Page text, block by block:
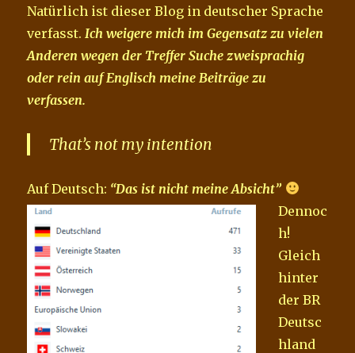
Natürlich ist dieser Blog in deutscher Sprache
verfasst. Ich weigere mich im Gegensatz zu vielen
Anderen wegen der Treffer Suche zweisprachig
oder rein auf Englisch meine Beiträge zu
verfassen.
That’s not my intention
Auf Deutsch: “Das ist nicht meine Absicht”
Dennoc
h!
Gleich
hinter
der BR
Deutsc
hland